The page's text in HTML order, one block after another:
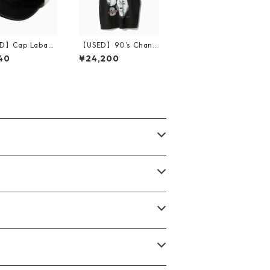
】Cap Labatt
【USED】90’s Chang
e’s The Three Stoog
es Print T-Shirt XL
¥24,200